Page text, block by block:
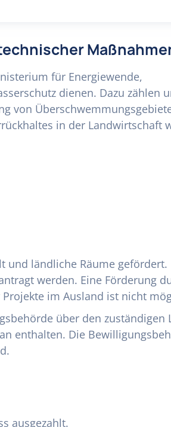
für Energiewende,
dienen. Dazu zählen
von
in der Landwirtschaft
und ländliche Räume gefördert.
werden. Eine Förderung
im Ausland ist nicht
über den zuständigen
enthalten. Die
ausgezahlt.